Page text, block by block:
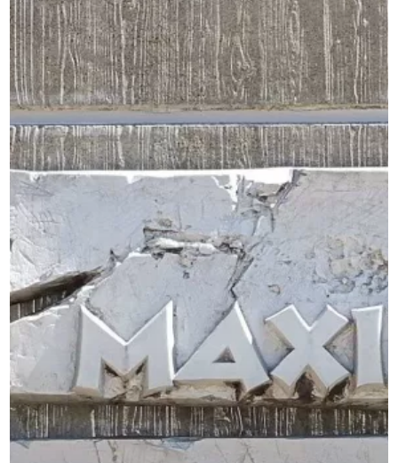
SCHULGEBÜHREN
FLYER
MATERIALLISTEN
SCHULWEG
SCHLIESSFACH MIETEN
SCHULBEKLEIDUNG